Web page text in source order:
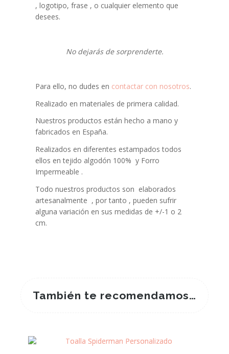
, logotipo, frase , o cualquier elemento que
desees.
No dejarás de sorprenderte.
Para ello, no dudes en contactar con nosotros.
Realizado en materiales de primera calidad.
Nuestros productos están hecho a mano y
fabricados en España.
Realizados en diferentes estampados todos
ellos en tejido algodón 100% y Forro
Impermeable .
Todo nuestros productos son elaborados
artesanalmente , por tanto , pueden sufrir
alguna variación en sus medidas de +/-1 o 2
cm.
También te recomendamos…